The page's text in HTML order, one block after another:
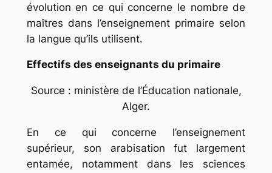
évolution en ce qui concerne le nombre de
maîtres dans l’enseignement primaire selon
la langue qu’ils utilisent.
Effectifs des enseignants du primaire
Source : ministère de l’Éducation nationale,
Alger.
En ce qui concerne l’enseignement
supérieur, son arabisation fut largement
entamée, notamment dans les sciences